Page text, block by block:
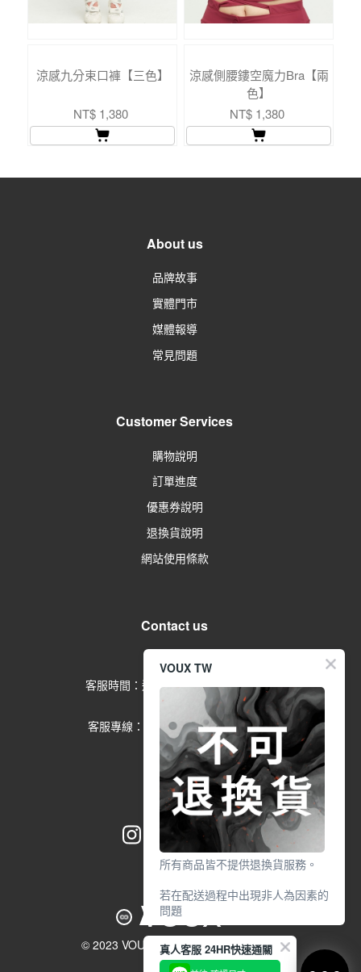
涼感九分束口褲【三色】
NT$ 1,380
涼感側腰鏤空魔力Bra【兩
色】
NT$ 1,380
About us
品牌故事
實體門市
媒體報導
常見問題
Customer Services
購物說明
訂單進度
優惠券說明
退換貨說明
網站使用條款
Contact us
客服時間：週一到週五 09:00-17:00
(例假日除外)
客服專線：02-2791-1602 分機553
VOUX
© 2023 VOUX Co. All Rights Reserved.
VOUX TW
所有商品皆不提供退換貨服務。
若在配送過程中出現非人為因素的
問題
請於7天鑑賞期內
透過【 聯絡客服 / 客服中心 】申
真人客服 24HR快速通關